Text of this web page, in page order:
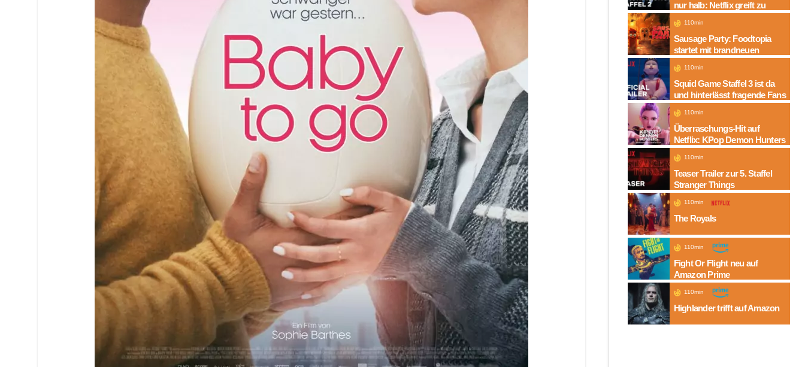
nur halb: Netflix greift zu
neuem Serien-Trick
110min
Sausage Party: Foodtopia
startet mit brandneuen
Folgen auf Amazon
110min
Squid Game Staffel 3 ist da
und hinterlässt fragende Fans
110min
Überraschungs-Hit auf
Netflix: KPop Demon Hunters
110min
Teaser Trailer zur 5. Staffel
Stranger Things
110min
The Royals
110min
Fight Or Flight neu auf
Amazon Prime
110min
Highlander trifft auf Amazon